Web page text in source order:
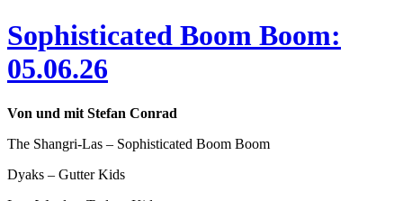
Sophisticated Boom Boom:
05.06.26
Von und mit Stefan Conrad
The Shangri-Las – Sophisticated Boom Boom
Dyaks – Gutter Kids